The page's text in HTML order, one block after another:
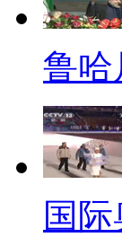
病根儿
【老
所以
个春
30万
多过
鲁哈
国